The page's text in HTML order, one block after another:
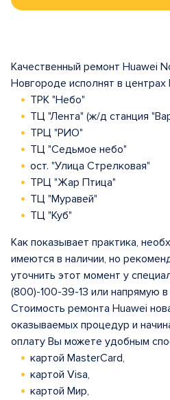
Качественный ремонт Huawei
Новгороде исполнят в
ТРК "Небо"
ТЦ "Лента" (ж/д станция
ТРЦ "РИО"
ТЦ "Седьмое небо"
ост. "Улица Стрелковая"
ТРЦ "Жар Птица"
ТЦ "Муравей"
ТЦ "Куб"
Как показывает практика,
имеются в наличии, но
уточнить этот момент у
(800)-100-39-13 или напрямую
Стоимость ремонта Huawei
оказываемых процедур и
оплату Вы можете удобным
картой MasterCard,
картой Visa,
картой Мир,